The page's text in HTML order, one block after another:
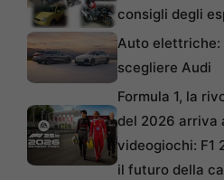
consigli degli
Auto elettriche:
scegliere Audi
Formula 1, la
del 2026 arriva
videogiochi: F1
il futuro della